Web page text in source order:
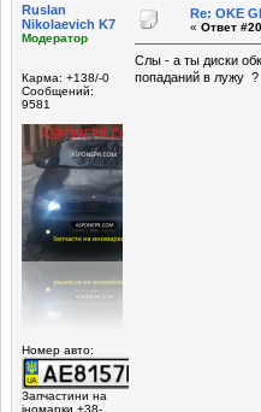
Ruslan
Nikolaevich K7
Модератор
Карма: +138/-0
Сообщений:
9581
Номер авто:
Запчастини на
Re: OKE
« Ответ
Слы - а ты диски
попаданий в лужу ?